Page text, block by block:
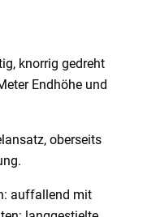
knorrig gedreht
Endhöhe und
oberseits
auffallend mit